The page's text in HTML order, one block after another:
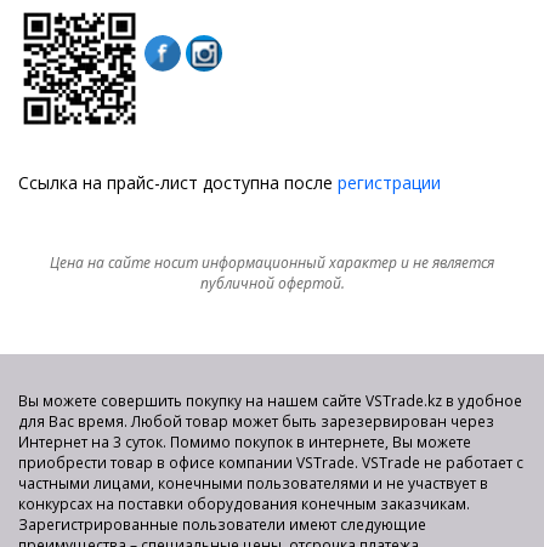
Ссылка на прайс-лист доступна после регистрации
Цена на сайте носит информационный характер и не является
публичной офертой.
Вы можете совершить покупку на нашем сайте VSTrade.kz в удобное
для Вас время. Любой товар может быть зарезервирован через
Интернет на 3 суток. Помимо покупок в интернете, Вы можете
приобрести товар в офисе компании VSTrade. VSTrade не работает с
частными лицами, конечными пользователями и не участвует в
конкурсах на поставки оборудования конечным заказчикам.
Зарегистрированные пользователи имеют следующие